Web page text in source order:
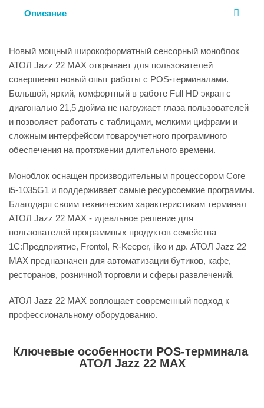
Описание
Новый мощный широкоформатный сенсорный моноблок
АТОЛ Jazz 22 MAX открывает для пользователей
совершенно новый опыт работы с POS-терминалами.
Большой, яркий, комфортный в работе Full HD экран c
диагональю 21,5 дюйма не нагружает глаза пользователей
и позволяет работать с таблицами, мелкими цифрами и
сложным интерфейсом товароучетного программного
обеспечения на протяжении длительного времени.
Моноблок оснащен производительным процессором Core
i5-1035G1 и поддерживает самые ресурсоемкие программы.
Благодаря своим техническим характеристикам терминал
АТОЛ Jazz 22 MAX - идеальное решение для
пользователей программных продуктов семейства
1С:Предприятие, Frontol, R-Keeper, iiko и др. АТОЛ Jazz 22
MAX предназначен для автоматизации бутиков, кафе,
ресторанов, розничной торговли и сферы развлечений.
АТОЛ Jazz 22 MAX воплощает современный подход к
профессиональному оборудованию.
Ключевые особенности POS-терминала
АТОЛ Jazz 22 MAX